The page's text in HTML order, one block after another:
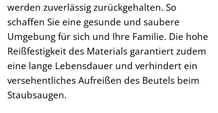
werden zuverlässig zurückgehalten. So
schaffen Sie eine gesunde und saubere
Umgebung für sich und Ihre Familie. Die hohe
Reißfestigkeit des Materials garantiert zudem
eine lange Lebensdauer und verhindert ein
versehentliches Aufreißen des Beutels beim
Staubsaugen.